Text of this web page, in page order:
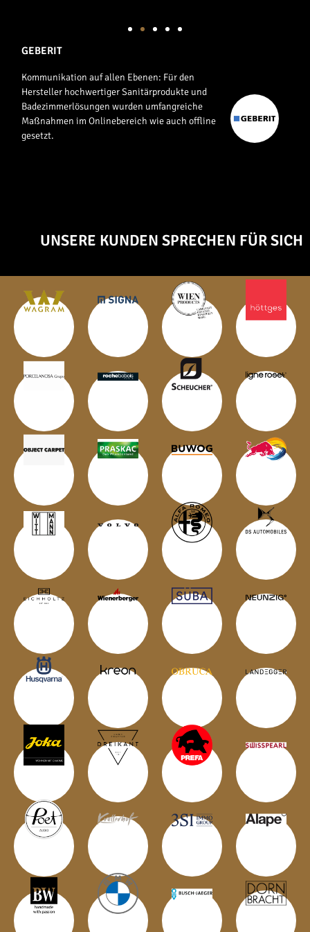
GEBERIT
Kommunikation auf allen Ebenen: Für den
Hersteller hochwertiger Sanitärprodukte und
Badezimmerlösungen wurden umfangreiche
Maßnahmen im Onlinebereich wie auch offline
gesetzt.
UNSERE KUNDEN SPRECHEN FÜR SICH